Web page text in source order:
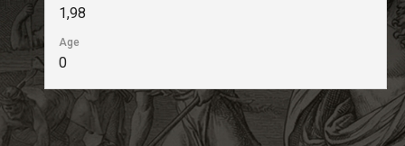
1,98
Age
0